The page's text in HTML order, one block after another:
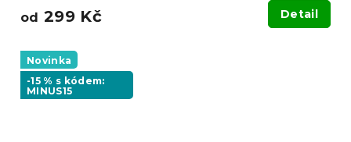
od 299 Kč Detail
Novinka
-15 % s kódem:
MINUS15